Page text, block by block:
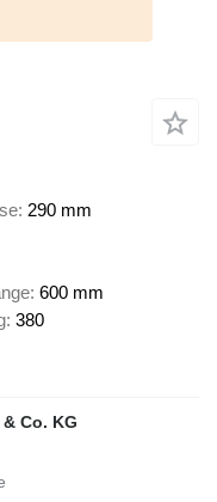
290 mm
600 mm
380
Co. KG